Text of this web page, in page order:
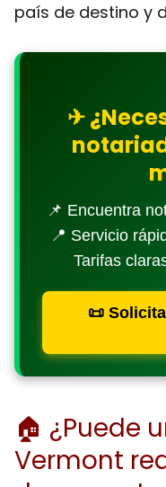
país de destino y
✈
📌 Encuentra
📍 Servicio
Tarifas
📜
🏠 ¿Puede
Vermont